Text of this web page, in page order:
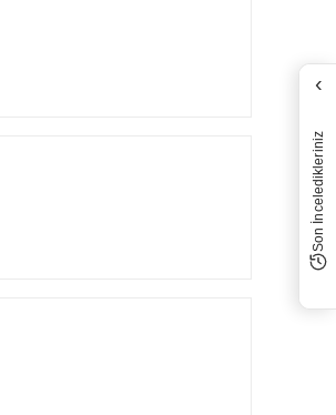
‹
Son İnceledikleriniz